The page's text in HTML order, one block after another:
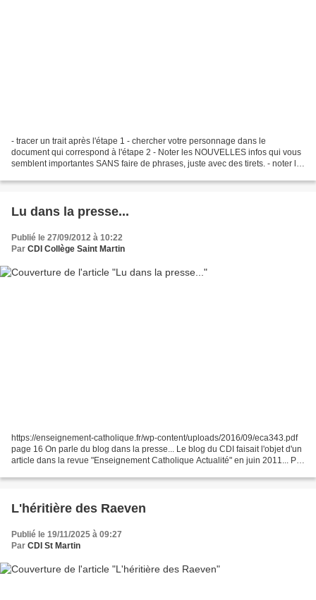
- tracer un trait après l'étape 1 - chercher votre personnage dans le
document qui correspond à l'étape 2 - Noter les NOUVELLES infos qui vous
semblent importantes SANS faire de phrases, juste avec des tirets. - noter le
Lu dans la presse...
Publié le 27/09/2012 à 10:22
Par CDI Collège Saint Martin
https://enseignement-catholique.fr/wp-content/uploads/2016/09/eca343.pdf
page 16 On parle du blog dans la presse... Le blog du CDI faisait l'objet d'un
article dans la revue "Enseignement Catholique Actualité" en juin 2011... P
L'héritière des Raeven
Publié le 19/11/2025 à 09:27
Par CDI St Martin